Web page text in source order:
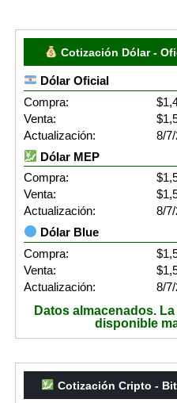
Cotización Dólar -
Dólar Oficial
Compra:
Venta:
Actualización:
8/
Dólar MEP
Compra:
Venta:
Actualización:
8/
Dólar Blue
Compra:
Venta:
Actualización:
8/
Datos almacenados.
disponible
Cotización Cripto -